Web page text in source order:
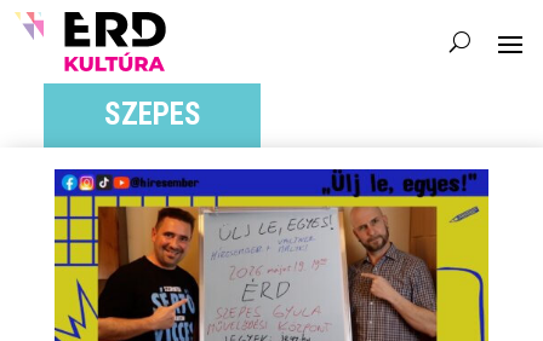
SZEPES